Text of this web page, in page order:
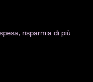
risparmia di più